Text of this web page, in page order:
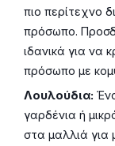
πιο περίτεχνο
πρόσωπο.
ιδανικά για να
πρόσωπο με
Λουλούδια:
γαρδένια ή
στα μαλλιά για